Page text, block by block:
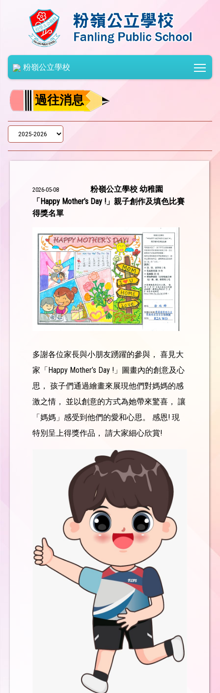
粉嶺公立學校
過往消息
2026-05-08
粉嶺公立學校 幼稚園
「Happy Mother’s Day !」親子創作及填色比賽
得獎名單
多謝各位家長與小朋友踴躍的參與， 喜見大
家「Happy Mother’s Day !」圖畫內的創意及心
思， 孩子們通過繪畫來展現他們對媽媽的感
激之情， 並以創意的方式為她帶來驚喜， 讓
「媽媽」感受到他們的愛和心思。 感恩! 現
特別呈上得獎作品， 請大家細心欣賞!